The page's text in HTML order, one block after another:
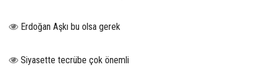
Erdoğan Aşkı bu olsa gerek
Siyasette tecrübe çok önemli